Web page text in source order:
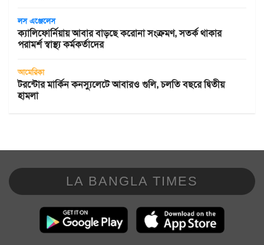
লস এঞ্জেলেস
ক্যালিফোর্নিয়ায় আবার বাড়ছে করোনা সংক্রমণ, সতর্ক থাকার
পরামর্শ স্বাস্থ্য কর্মকর্তাদের
আমেরিকা
টরন্টোর মার্কিন কনস্যুলেটে আবারও গুলি, চলতি বছরে দ্বিতীয়
হামলা
LA BANGLA TIMES